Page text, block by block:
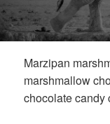
Marzipan
marshmallow
chocolate candy